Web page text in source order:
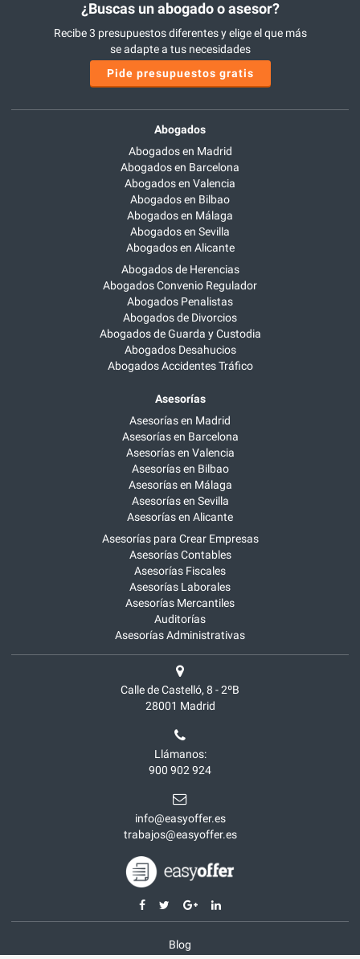
¿Buscas un abogado o asesor?
Recibe 3 presupuestos diferentes y elige el que más
se adapte a tus necesidades
Pide presupuestos gratis
Abogados
Abogados en Madrid
Abogados en Barcelona
Abogados en Valencia
Abogados en Bilbao
Abogados en Málaga
Abogados en Sevilla
Abogados en Alicante
Abogados de Herencias
Abogados Convenio Regulador
Abogados Penalistas
Abogados de Divorcios
Abogados de Guarda y Custodia
Abogados Desahucios
Abogados Accidentes Tráfico
Asesorías
Asesorías en Madrid
Asesorías en Barcelona
Asesorías en Valencia
Asesorías en Bilbao
Asesorías en Málaga
Asesorías en Sevilla
Asesorías en Alicante
Asesorías para Crear Empresas
Asesorías Contables
Asesorías Fiscales
Asesorías Laborales
Asesorías Mercantiles
Auditorías
Asesorías Administrativas
Calle de Castelló, 8 - 2ºB
28001 Madrid
Llámanos:
900 902 924
info@easyoffer.es
trabajos@easyoffer.es
Blog